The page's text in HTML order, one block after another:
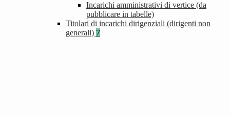
Incarichi amministrativi di vertice (da
pubblicare in tabelle)
Titolari di incarichi dirigenziali (dirigenti non
generali) 7